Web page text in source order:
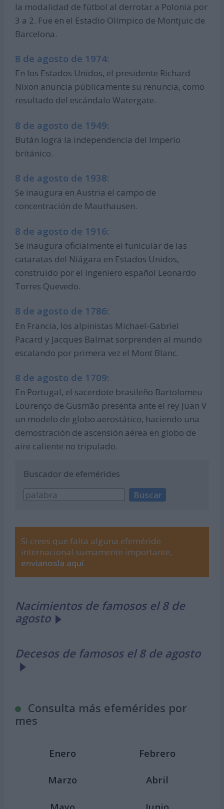
la modalidad de fútbol al derrotar a Polonia por
3 a 2. Fue en el Estadio Olímpico de Montjuic de
Barcelona.
8 de agosto de 1974:
En los Estados Unidos, el presidente Richard
Nixon anuncia públicamente su renuncia, como
resultado del escándalo Watergate.
8 de agosto de 1949:
Bután logra la independencia del Imperio
británico.
8 de agosto de 1938:
Se inaugura en Austria el campo de
concentración de Mauthausen.
8 de agosto de 1916:
Se inaugura oficialmente el funicular de las
cataratas del Niágara en Estados Unidos,
construido por el ingeniero español Leonardo
Torres Quevedo.
8 de agosto de 1786:
En Francia, los alpinistas Michael-Gabriel
Pacard y Jacques Balmat sorprenden al mundo
escalando por primera vez el Mont Blanc.
8 de agosto de 1709:
En Portugal, el sacerdote brasileño Bartolomeu
Lourenço de Gusmão presenta ante el rey Juan V
un modelo de globo aerostático, haciendo una
demostración de ascensión aérea en globo de
aire caliente no tripulado.
Buscador de efemérides
Si crees que falta alguna efeméride
internacional sumamente importante,
envianosla aquí
Nacimientos de famosos el 8 de
agosto
Decesos de famosos el 8 de agosto
Consulta más efemérides por
mes
Enero Febrero
Marzo Abril